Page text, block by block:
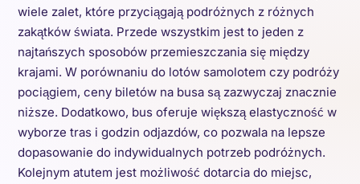
wiele zalet, które przyciągają podróżnych z różnych
zakątków świata. Przede wszystkim jest to jeden z
najtańszych sposobów przemieszczania się między
krajami. W porównaniu do lotów samolotem czy podróży
pociągiem, ceny biletów na busa są zazwyczaj znacznie
niższe. Dodatkowo, bus oferuje większą elastyczność w
wyborze tras i godzin odjazdów, co pozwala na lepsze
dopasowanie do indywidualnych potrzeb podróżnych.
Kolejnym atutem jest możliwość dotarcia do miejsc,